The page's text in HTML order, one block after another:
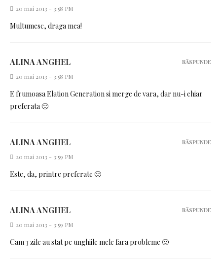
20 mai 2013 - 3:58 PM
Multumesc, draga mea!
ALINA ANGHEL
20 mai 2013 - 3:58 PM
E frumoasa Elation Generation si merge de vara, dar nu-i chiar
preferata 🙂
RĂSPUNDE
ALINA ANGHEL
20 mai 2013 - 3:59 PM
Este, da, printre preferate 🙂
RĂSPUNDE
ALINA ANGHEL
20 mai 2013 - 3:59 PM
Cam 3 zile au stat pe unghiile mele fara probleme 🙂
RĂSPUNDE